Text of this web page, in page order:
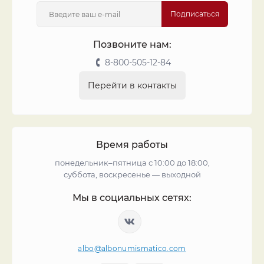
Подписаться
Позвоните нам:
8-800-505-12-84
Перейти в контакты
Время работы
понедельник–пятница с 10:00 до 18:00,
суббота, воскресенье — выходной
Мы в социальных сетях:
albo@albonumismatico.com